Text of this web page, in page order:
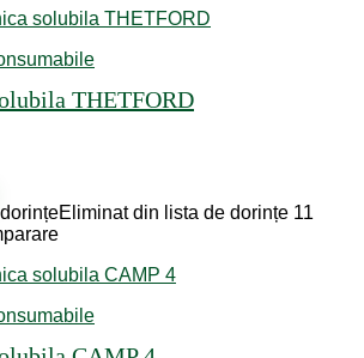
THETFORD
Eliminat din lista de dorințe 11